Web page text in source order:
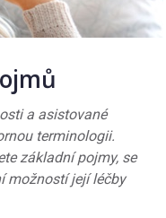
a asistované
terminologii.
základní pojmy, se
možností její léčby